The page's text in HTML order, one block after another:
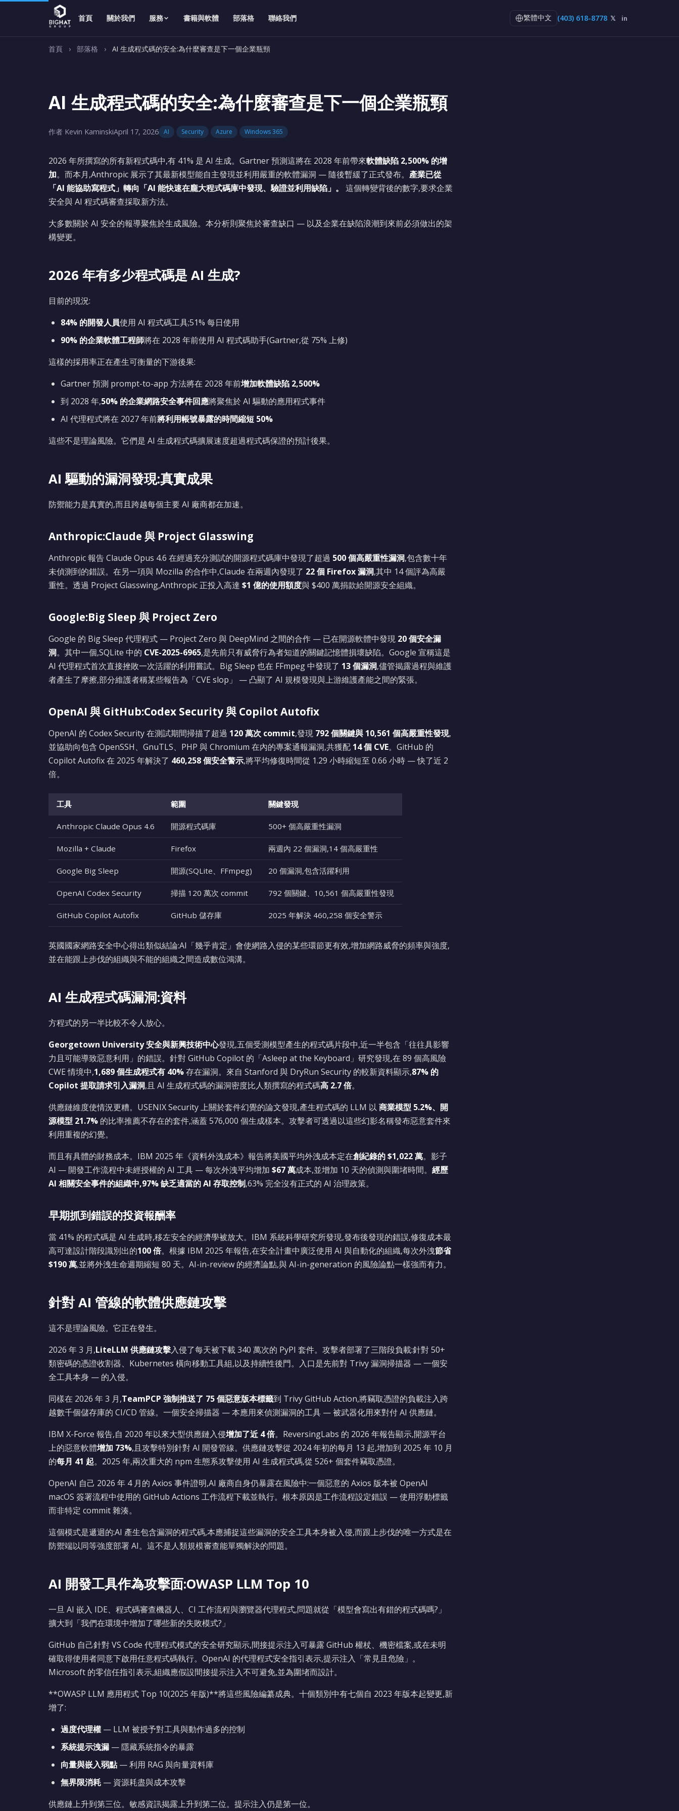
首頁 關於我們 服務 書籍與軟體 部落格 聯絡我們 繁體中文 (403) 618-8778 𝕏 in
首頁 › 部落格 › AI 生成程式碼的安全:為什麼審查是下一個企業瓶頸
AI 生成程式碼的安全:為什麼審查是下一個企業瓶頸
作者 Kevin KaminskiApril 17, 2026 AI Security Azure Windows 365
2026 年所撰寫的所有新程式碼中,有 41% 是 AI 生成。Gartner 預測這將在 2028 年前帶來軟體缺陷 2,500% 的增
加。而本月,Anthropic 展示了其最新模型能自主發現並利用嚴重的軟體漏洞 — 隨後暫緩了正式發布。 產業已從
「AI 能協助寫程式」轉向「AI 能快速在龐大程式碼庫中發現、驗證並利用缺陷」。
這個轉變背後的數字,要求企業
安全與 AI 程式碼審查採取新方法。
大多數關於 AI 安全的報導聚焦於生成風險。本分析則聚焦於審查缺口 — 以及企業在缺陷浪潮到來前必須做出的架
構變更。
2026 年有多少程式碼是 AI 生成?
目前的現況:
84% 的開發人員使用 AI 程式碼工具;51% 每日使用
90% 的企業軟體工程師將在 2028 年前使用 AI 程式碼助手(Gartner,從 75% 上修)
這樣的採用率正在產生可衡量的下游後果:
Gartner 預測 prompt-to-app 方法將在 2028 年前增加軟體缺陷 2,500%
到 2028 年,50% 的企業網路安全事件回應將聚焦於 AI 驅動的應用程式事件
AI 代理程式將在 2027 年前將利用帳號暴露的時間縮短 50%
這些不是理論風險。它們是 AI 生成程式碼擴展速度超過程式碼保證的預計後果。
AI 驅動的漏洞發現:真實成果
防禦能力是真實的,而且跨越每個主要 AI 廠商都在加速。
Anthropic:Claude 與 Project Glasswing
Anthropic 報告 Claude Opus 4.6 在經過充分測試的開源程式碼庫中發現了超過 500 個高嚴重性漏洞,包含數十年
未偵測到的錯誤。在另一項與 Mozilla 的合作中,Claude 在兩週內發現了 22 個 Firefox 漏洞,其中 14 個評為高嚴
重性。透過 Project Glasswing,Anthropic 正投入高達 $1 億的使用額度與 $400 萬捐款給開源安全組織。
Google:Big Sleep 與 Project Zero
Google 的 Big Sleep 代理程式 — Project Zero 與 DeepMind 之間的合作 — 已在開源軟體中發現 20 個安全漏
洞。其中一個,SQLite 中的 CVE-2025-6965,是先前只有威脅行為者知道的關鍵記憶體損壞缺陷。Google 宣稱這是
AI 代理程式首次直接挫敗一次活躍的利用嘗試。Big Sleep 也在 FFmpeg 中發現了 13 個漏洞,儘管揭露過程與維護
者產生了摩擦,部分維護者稱某些報告為「CVE slop」 — 凸顯了 AI 規模發現與上游維護產能之間的緊張。
OpenAI 與 GitHub:Codex Security 與 Copilot Autofix
OpenAI 的 Codex Security 在測試期間掃描了超過 120 萬次 commit,發現 792 個關鍵與 10,561 個高嚴重性發現,
並協助向包含 OpenSSH、GnuTLS、PHP 與 Chromium 在內的專案通報漏洞,共獲配 14 個 CVE。GitHub 的
Copilot Autofix 在 2025 年解決了 460,258 個安全警示,將平均修復時間從 1.29 小時縮短至 0.66 小時 — 快了近 2
倍。
工具 範圍 關鍵發現
Anthropic Claude Opus 4.6 開源程式碼庫 500+ 個高嚴重性漏洞
Mozilla + Claude Firefox 兩週內 22 個漏洞,14 個高嚴重性
Google Big Sleep 開源(SQLite、FFmpeg) 20 個漏洞,包含活躍利用
OpenAI Codex Security 掃描 120 萬次 commit 792 個關鍵、10,561 個高嚴重性發現
GitHub Copilot Autofix GitHub 儲存庫 2025 年解決 460,258 個安全警示
英國國家網路安全中心得出類似結論:AI「幾乎肯定」會使網路入侵的某些環節更有效,增加網路威脅的頻率與強度,
並在能跟上步伐的組織與不能的組織之間造成數位鴻溝。
AI 生成程式碼漏洞:資料
方程式的另一半比較不令人放心。
Georgetown University 安全與新興技術中心發現,五個受測模型產生的程式碼片段中,近一半包含「往往具影響
力且可能導致惡意利用」的錯誤。針對 GitHub Copilot 的「Asleep at the Keyboard」研究發現,在 89 個高風險
CWE 情境中,1,689 個生成程式有 40%存在漏洞。來自 Stanford 與 DryRun Security 的較新資料顯示,87% 的
Copilot 提取請求引入漏洞,且 AI 生成程式碼的漏洞密度比人類撰寫的程式碼高 2.7 倍。
供應鏈維度使情況更糟。USENIX Security 上關於套件幻覺的論文發現,產生程式碼的 LLM 以 商業模型 5.2%、開
源模型 21.7% 的比率推薦不存在的套件,涵蓋 576,000 個生成樣本。攻擊者可透過以這些幻影名稱發布惡意套件來
利用重複的幻覺。
而且有具體的財務成本。IBM 2025 年《資料外洩成本》報告將美國平均外洩成本定在創紀錄的 $1,022 萬。影子
AI — 開發工作流程中未經授權的 AI 工具 — 每次外洩平均增加 $67 萬成本,並增加 10 天的偵測與圍堵時間。 經歷
AI 相關安全事件的組織中,97% 缺乏適當的 AI 存取控制,63% 完全沒有正式的 AI 治理政策。
早期抓到錯誤的投資報酬率
當 41% 的程式碼是 AI 生成時,移左安全的經濟學被放大。IBM 系統科學研究所發現,發布後發現的錯誤,修復成本最
高可達設計階段識別出的100 倍。根據 IBM 2025 年報告,在安全計畫中廣泛使用 AI 與自動化的組織,每次外洩節省
$190 萬,並將外洩生命週期縮短 80 天。AI-in-review 的經濟論點,與 AI-in-generation 的風險論點一樣強而有力。
針對 AI 管線的軟體供應鏈攻擊
這不是理論風險。它正在發生。
2026 年 3 月,LiteLLM 供應鏈攻擊入侵了每天被下載 340 萬次的 PyPI 套件。攻擊者部署了三階段負載:針對 50+
類密碼的憑證收割器、Kubernetes 橫向移動工具組,以及持續性後門。入口是先前對 Trivy 漏洞掃描器 — 一個安
全工具本身 — 的入侵。
同樣在 2026 年 3 月,TeamPCP 強制推送了 75 個惡意版本標籤到 Trivy GitHub Action,將竊取憑證的負載注入跨
越數千個儲存庫的 CI/CD 管線。一個安全掃描器 — 本應用來偵測漏洞的工具 — 被武器化用來對付 AI 供應鏈。
IBM X-Force 報告,自 2020 年以來大型供應鏈入侵增加了近 4 倍。ReversingLabs 的 2026 年報告顯示,開源平台
上的惡意軟體增加 73%,且攻擊特別針對 AI 開發管線。供應鏈攻擊從 2024 年初的每月 13 起,增加到 2025 年 10 月
的每月 41 起。2025 年,兩次重大的 npm 生態系攻擊使用 AI 生成程式碼,從 526+ 個套件竊取憑證。
OpenAI 自己 2026 年 4 月的 Axios 事件證明,AI 廠商自身仍暴露在風險中:一個惡意的 Axios 版本被 OpenAI
macOS 簽署流程中使用的 GitHub Actions 工作流程下載並執行。根本原因是工作流程設定錯誤 — 使用浮動標籤
而非特定 commit 雜湊。
這個模式是遞迴的:AI 產生包含漏洞的程式碼,本應捕捉這些漏洞的安全工具本身被入侵,而跟上步伐的唯一方式是在
防禦端以同等強度部署 AI。這不是人類規模審查能單獨解決的問題。
AI 開發工具作為攻擊面:OWASP LLM Top 10
一旦 AI 嵌入 IDE、程式碼審查機器人、CI 工作流程與瀏覽器代理程式,問題就從「模型會寫出有錯的程式碼嗎?」
擴大到「我們在環境中增加了哪些新的失敗模式?」
GitHub 自己針對 VS Code 代理程式模式的安全研究顯示,間接提示注入可暴露 GitHub 權杖、機密檔案,或在未明
確取得使用者同意下啟用任意程式碼執行。OpenAI 的代理程式安全指引表示,提示注入「常見且危險」。
Microsoft 的零信任指引表示,組織應假設間接提示注入不可避免,並為圍堵而設計。
**OWASP LLM 應用程式 Top 10(2025 年版)**將這些風險編纂成典。十個類別中有七個自 2023 年版本起變更,新
增了:
過度代理權 — LLM 被授予對工具與動作過多的控制
系統提示洩漏 — 隱藏系統指令的暴露
向量與嵌入弱點— 利用 RAG 與向量資料庫
無界限消耗 — 資源耗盡與成本攻擊
供應鏈上升到第三位。敏感資訊揭露上升到第二位。提示注入仍是第一位。